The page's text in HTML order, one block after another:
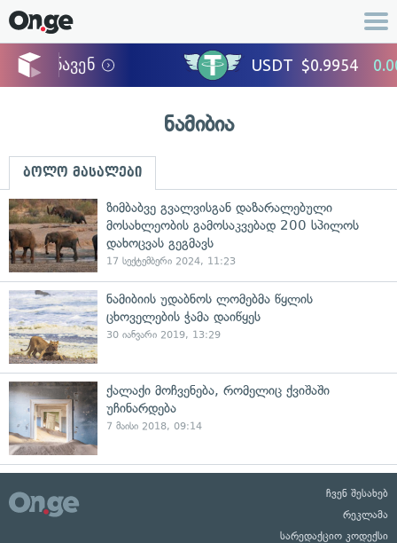
ნამიბია
ბოლო მასალები
ზიმბაბვე გვალვისგან დაზარალებული
მოსახლეობის გამოსაკვებად 200 სპილოს
დახოცვას გეგმავს
17 სექტემბერი 2024, 11:23
ნამიბიის უდაბნოს ლომებმა წყლის
ცხოველების ჭამა დაიწყეს
30 იანვარი 2019, 13:29
ქალაქი მოჩვენება, რომელიც ქვიშაში
უჩინარდება
7 მაისი 2018, 09:14
ჩვენ შესახებ
რეკლამა
სარედაქციო კოდექსი